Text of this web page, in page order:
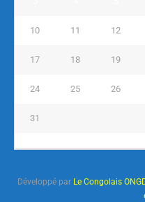
10 11 12
17 18 19
24 25 26
31
Développé par Le Congolais